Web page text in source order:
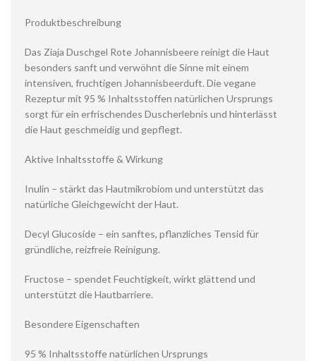
Produktbeschreibung
Das Ziaja Duschgel Rote Johannisbeere reinigt die Haut
besonders sanft und verwöhnt die Sinne mit einem
intensiven, fruchtigen Johannisbeerduft. Die vegane
Rezeptur mit 95 % Inhaltsstoffen natürlichen Ursprungs
sorgt für ein erfrischendes Duscherlebnis und hinterlässt
die Haut geschmeidig und gepflegt.
Aktive Inhaltsstoffe & Wirkung
Inulin – stärkt das Hautmikrobiom und unterstützt das
natürliche Gleichgewicht der Haut.
Decyl Glucoside – ein sanftes, pflanzliches Tensid für
gründliche, reizfreie Reinigung.
Fructose – spendet Feuchtigkeit, wirkt glättend und
unterstützt die Hautbarriere.
Besondere Eigenschaften
95 % Inhaltsstoffe natürlichen Ursprungs